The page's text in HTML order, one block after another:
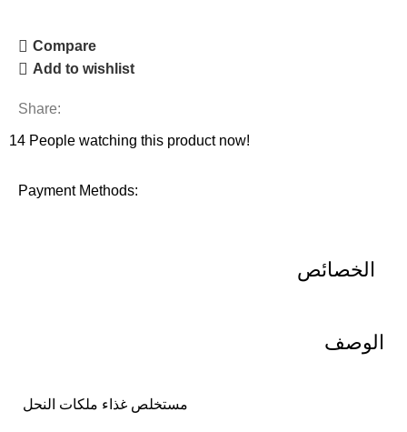
Compare
Add to wishlist
Share:
14 People watching this product now!
Payment Methods:
الوصف
مستخلص غذاء ملكات النحل
الخصائص